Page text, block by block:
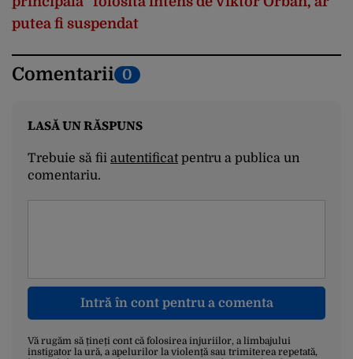
putea fi suspendat
Comentarii 0
LASĂ UN RĂSPUNS
Trebuie să fii autentificatpentru a publica un
comentariu.
Intră în cont pentru a comenta
Vă rugăm să țineți cont că folosirea injuriilor, a limbajului
instigator la ură, a apelurilor la violență sau trimiterea repetată,